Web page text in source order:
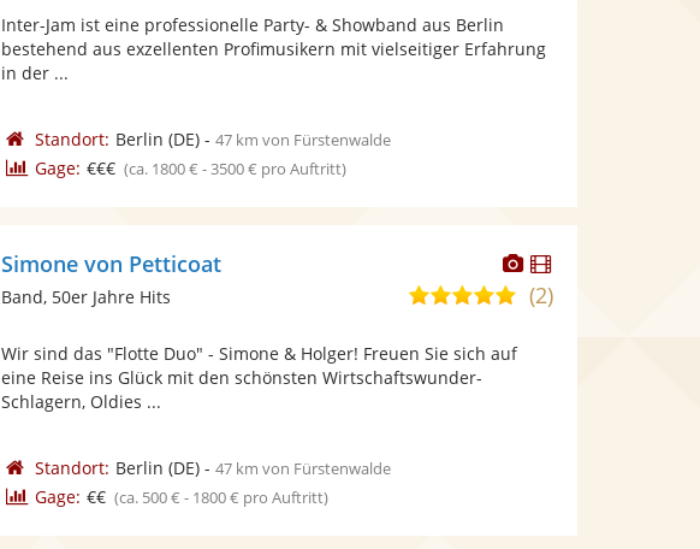
Sternen
Inter-Jam ist eine professionelle Party- & Showband aus Berlin
bestehend aus exzellenten Profimusikern mit vielseitiger Erfahrung
in der ...
Standort: Berlin (DE)- 47 km von Fürstenwalde
Gage: €€€ (ca. 1800 € - 3500 € pro Auftritt)
Dieser
Künstler
stellt
Dieser
Künstler
Simone von Petticoat
5,0
5
(2)
Band, 50er Jahre Hits
Wir sind das "Flotte Duo" - Simone & Holger! Freuen Sie sich auf
eine Reise ins Glück mit den schönsten Wirtschaftswunder-
Schlagern, Oldies ...
Standort: Berlin (DE)- 47 km von Fürstenwalde
Gage: €€ (ca. 500 € - 1800 € pro Auftritt)